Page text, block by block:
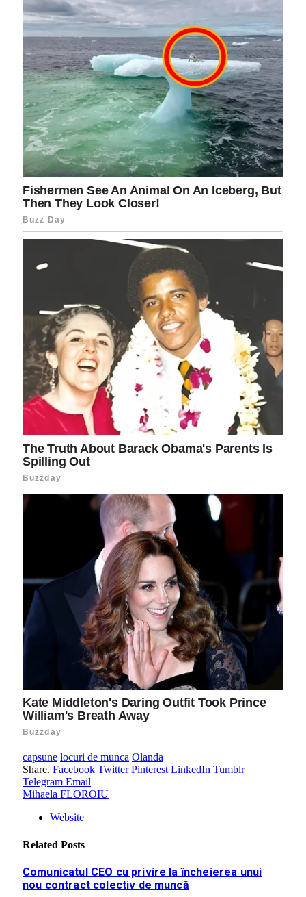
capsune locuri de munca Olanda
Share. Facebook Twitter Pinterest LinkedIn Tumblr
Telegram Email
Mihaela FLOROIU
Website
Related Posts
Comunicatul CEO cu privire la încheierea unui
nou contract colectiv de muncă